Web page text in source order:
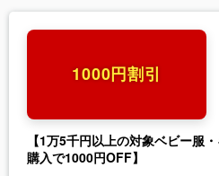
1000円割引
【1万5千円以上の対象ベビー服
購入で1000円OFF】